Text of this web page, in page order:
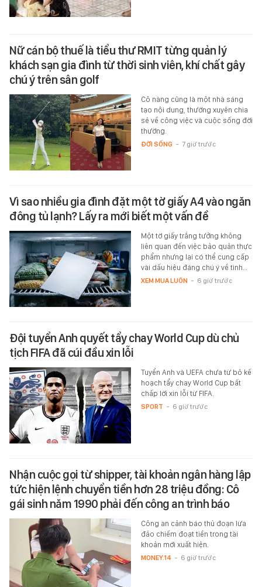
Nữ cán bộ thuế là tiểu thư RMIT từng quản lý
khách sạn gia đình từ thời sinh viên, khí chất gây
chú ý trên sân golf
Cô nàng cũng là một nhà sáng
tạo nội dung, thường xuyên chia
sẻ về công việc và cuộc sống đời
thường.
ĐỜI SỐNG - 7 giờ trước
Vì sao nhiều gia đình đặt một tờ giấy A4 vào ngăn
đông tủ lạnh? Lấy ra mới biết một vấn đề
Một tờ giấy trắng tưởng không
liên quan đến việc bảo quản thực
phẩm nhưng lại có thể cung cấp
vài dấu hiệu đáng chú ý về tình…
XEM MUA LUÔN - 6 giờ trước
Đội tuyển Anh quyết tẩy chay World Cup dù chủ
tịch FIFA đã cúi đầu xin lỗi
Tuyển Anh và UEFA chưa từ bỏ kế
hoạch tẩy chay World Cup bất
chấp lời xin lỗi từ FIFA.
SPORT - 6 giờ trước
Nhận cuộc gọi từ shipper, tài khoản ngân hàng lập
tức hiện lệnh chuyển tiền hơn 28 triệu đồng: Cô
gái sinh năm 1990 phải đến công an trình báo
Công an cảnh báo thủ đoạn lừa
đảo chiếm đoạt tiền trong tài
khoản mới xuất hiện.
MONEY.14 - 6 giờ trước